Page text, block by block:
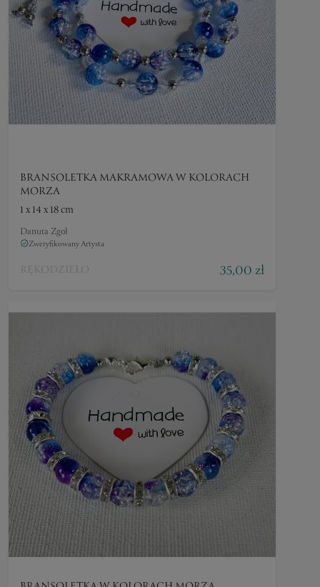
BRANSOLETKA MAKRAMOWA W KOLORACH
MORZA
1 x 14 x 18 cm
Danuta Zgoł
Zweryfikowany Artysta
RĘKODZIEŁO 35,00 zł